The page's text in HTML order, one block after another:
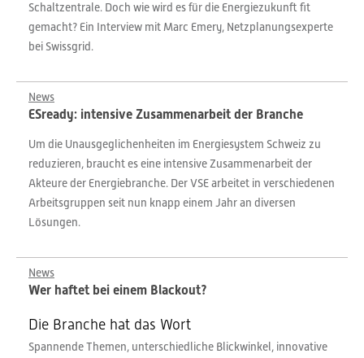
Schaltzentrale. Doch wie wird es für die Energiezukunft fit
gemacht? Ein Interview mit Marc Emery, Netzplanungsexperte
bei Swissgrid.
News
ESready: intensive Zusammenarbeit der Branche
Um die Unausgeglichenheiten im Energiesystem Schweiz zu
reduzieren, braucht es eine intensive Zusammenarbeit der
Akteure der Energiebranche. Der VSE arbeitet in verschiedenen
Arbeitsgruppen seit nun knapp einem Jahr an diversen
Lösungen.
News
Wer haftet bei einem Blackout?
Die Branche hat das Wort
Spannende Themen, unterschiedliche Blickwinkel, innovative